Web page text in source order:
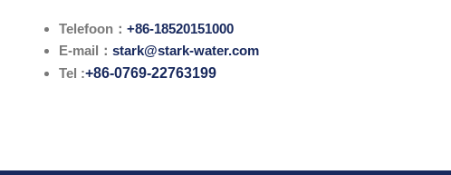
Telefoon： +86-18520151000
E-mail： stark@stark-water.com
Tel :+86-0769-22763199